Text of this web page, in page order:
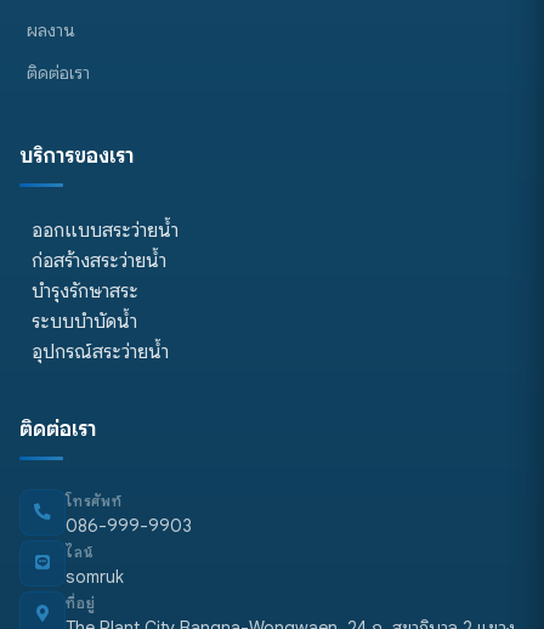
ผลงาน
ติดต่อเรา
บริการของเรา
ออกแบบสระว่ายน้ำ
ก่อสร้างสระว่ายน้ำ
บำรุงรักษาสระ
ระบบบำบัดน้ำ
อุปกรณ์สระว่ายน้ำ
ติดต่อเรา
โทรศัพท์
086-999-9903
ไลน์
somruk
ที่อยู่